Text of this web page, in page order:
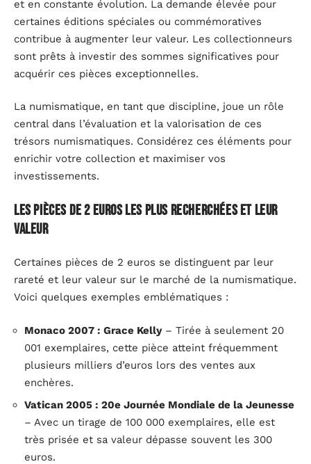
et en constante évolution. La demande élevée pour
certaines éditions spéciales ou commémoratives
contribue à augmenter leur valeur. Les collectionneurs
sont prêts à investir des sommes significatives pour
acquérir ces pièces exceptionnelles.
La numismatique, en tant que discipline, joue un rôle
central dans l’évaluation et la valorisation de ces
trésors numismatiques. Considérez ces éléments pour
enrichir votre collection et maximiser vos
investissements.
Les pièces de 2 euros les plus recherchées et leur
valeur
Certaines pièces de 2 euros se distinguent par leur
rareté et leur valeur sur le marché de la numismatique.
Voici quelques exemples emblématiques :
Monaco 2007 : Grace Kelly– Tirée à seulement 20
001 exemplaires, cette pièce atteint fréquemment
plusieurs milliers d’euros lors des ventes aux
enchères.
Vatican 2005 : 20e Journée Mondiale de la Jeunesse
– Avec un tirage de 100 000 exemplaires, elle est
très prisée et sa valeur dépasse souvent les 300
euros.